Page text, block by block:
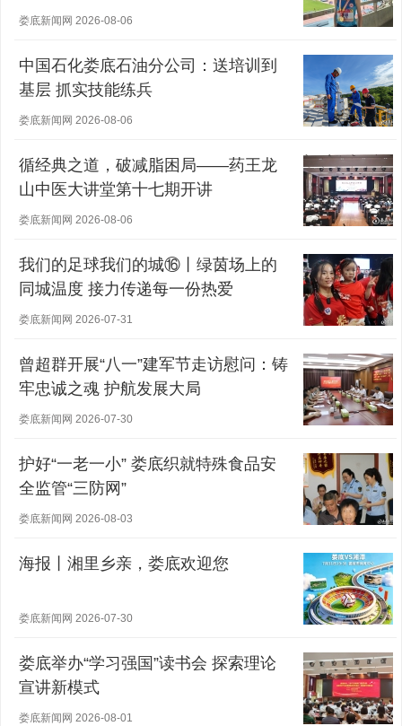
军
娄底新闻网 2026-08-06
中国石化娄底石油分公司：送培训到
基层 抓实技能练兵
娄底新闻网 2026-08-06
循经典之道，破减脂困局——药王龙
山中医大讲堂第十七期开讲
娄底新闻网 2026-08-06
我们的足球我们的城⑯丨绿茵场上的
同城温度 接力传递每一份热爱
娄底新闻网 2026-07-31
曾超群开展“八一”建军节走访慰问：铸
牢忠诚之魂 护航发展大局
娄底新闻网 2026-07-30
护好“一老一小” 娄底织就特殊食品安
全监管“三防网”
娄底新闻网 2026-08-03
海报丨湘里乡亲，娄底欢迎您
娄底新闻网 2026-07-30
娄底举办“学习强国”读书会 探索理论
宣讲新模式
娄底新闻网 2026-08-01